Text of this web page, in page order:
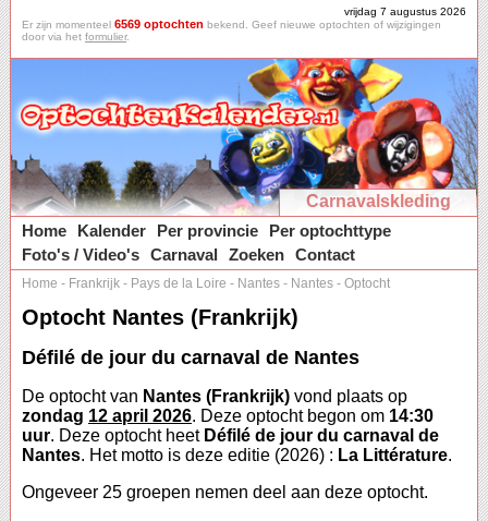
vrijdag 7 augustus 2026
Er zijn momenteel 6569 optochten bekend. Geef nieuwe optochten of wijzigingen
door via het formulier.
Carnavalskleding
Home
Kalender Per provincie
Per optochttype
Foto's / Video's Carnaval Zoeken Contact
Home - Frankrijk - Pays de la Loire - Nantes - Nantes - Optocht
Optocht Nantes (Frankrijk)
Défilé de jour du carnaval de Nantes
De optocht van Nantes (Frankrijk) vond plaats op
zondag 12 april 2026. Deze optocht begon om 14:30
uur. Deze optocht heet Défilé de jour du carnaval de
Nantes. Het motto is deze editie (2026) : La Littérature.
Ongeveer 25 groepen nemen deel aan deze optocht.